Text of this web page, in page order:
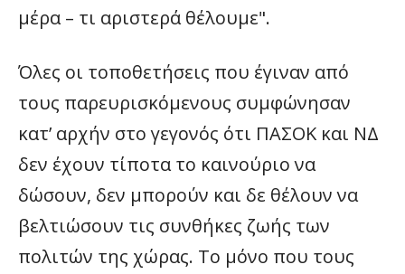
μέρα – τι αριστερά θέλουμε".
Όλες οι τοποθετήσεις που έγιναν από
τους παρευρισκόμενους συμφώνησαν
κατ’ αρχήν στο γεγονός ότι ΠΑΣΟΚ και ΝΔ
δεν έχουν τίποτα το καινούριο να
δώσουν, δεν μπορούν και δε θέλουν να
βελτιώσουν τις συνθήκες ζωής των
πολιτών της χώρας. Το μόνο που τους